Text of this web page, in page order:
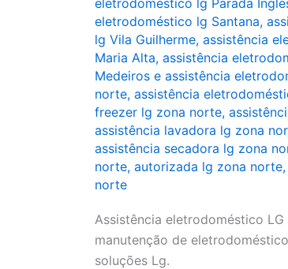
eletrodoméstico lg Santana,
lg Vila Guilherme, assistência
Maria Alta, assistência
Medeiros e assistência
norte, assistência
freezer lg zona norte,
assistência lavadora lg zona
assistência secadora lg zona
norte, autorizada lg zona norte,
norte
Assistência eletrodoméstico
manutenção de
soluções Lg.